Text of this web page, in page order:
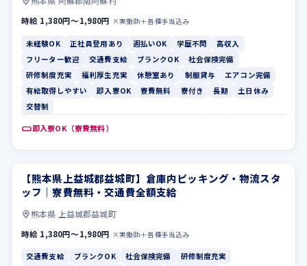
時給 1,380円〜1,980円 ×実働8h＋各種手当込み
未経験OK 正社員登用あり 週払いOK 学歴不問
高収入
フリーター歓迎
交通費支給 ブランクOK
社会保険完備
研修制度充実
福利厚生充実 休憩室あり 制服貸与
エアコン完備
有給取得しやすい
即入寮OK 寮費無料 寮付き 長期
土日休み
交替制
即入寮OK（寮費無料）
交通費支給 ブランクOK
【熊本県上益城郡益城町】倉庫内ピッキング・物流スタ
ッフ｜寮費無料・交通費全額支給
熊本県 上益城郡益城町
時給 1,380円〜1,980円 ×実働8h＋各種手当込み
交通費支給 ブランクOK 社会保険完備
研修制度充実